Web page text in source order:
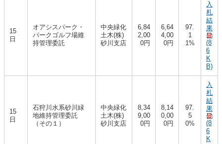
15
日
オアシスパーク・
パークゴルフ場維
持管理委託
中央緑化
土木(株)
砂川支店
6,84
2,00
0円
6,64
4,00
0円
97.
1
1%
入
札
結
果
(8
6
K
B)
15
日
石狩川水系砂川緑
地維持管理委託
（その１）
中央緑化
土木(株)
砂川支店
8,34
9,00
0円
8,14
0,00
0円
97.
5
0%
入
札
結
果
(8
6
K